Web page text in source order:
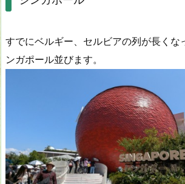
すでにベルギー、セルビアの列が長くな
ンガポール並びます。